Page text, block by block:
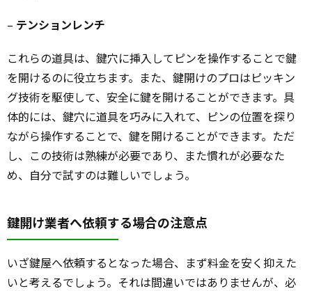
– テンションレンチ
これらの道具は、鍵穴に挿入してピンを操作することで鍵
を開けるのに役立ちます。また、鍵開けのプロはピッキン
グ技術を駆使して、安全に鍵を開けることができます。具
体的には、鍵穴に道具を巧みに入れて、ピンの位置を探り
ながら操作することで、鍵を開けることができます。ただ
し、この技術は熟練が必要であり、また慣れが必要なた
め、自分で試すのは難しいでしょう。
鍵開け業者へ依頼する場合の注意点
いざ鍵屋へ依頼するとなった場合、まず料金を安く抑えた
いと考えるでしょう。それは間違いではありませんが、必